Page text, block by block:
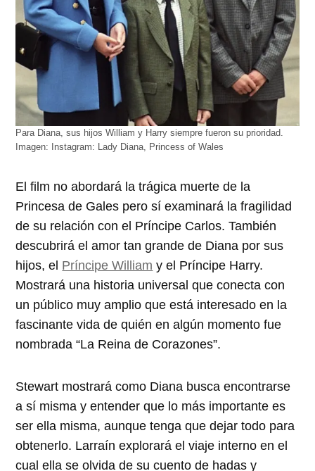
Para Diana, sus hijos William y Harry siempre fueron su prioridad.
Imagen: Instagram: Lady Diana, Princess of Wales
El film no abordará la trágica muerte de la
Princesa de Gales pero sí examinará la fragilidad
de su relación con el Príncipe Carlos. También
descubrirá el amor tan grande de Diana por sus
hijos, el Príncipe William y el Príncipe Harry.
Mostrará una historia universal que conecta con
un público muy amplio que está interesado en la
fascinante vida de quién en algún momento fue
nombrada “La Reina de Corazones”.
Stewart mostrará como Diana busca encontrarse
a sí misma y entender que lo más importante es
ser ella misma, aunque tenga que dejar todo para
obtenerlo. Larraín explorará el viaje interno en el
cual ella se olvida de su cuento de hadas y